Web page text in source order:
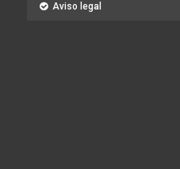
Aviso legal